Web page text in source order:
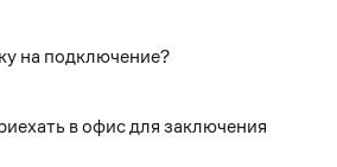
на подключение?
в офис для заключения